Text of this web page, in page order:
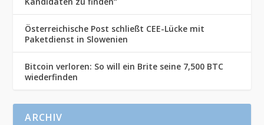
Österreichische Post schließt CEE-Lücke mit
Paketdienst in Slowenien
Bitcoin verloren: So will ein Brite seine 7,500 BTC
wiederfinden
ARCHIV